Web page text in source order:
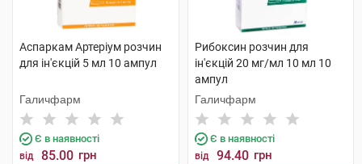
Аспаркам Артеріум розчин
для ін'єкцій 5 мл 10 ампул
Галичфарм
Є в наявності
від 85.00 грн
Рибоксин розчин для
ін'єкцій 20 мг/мл 10 мл 10
ампул
Галичфарм
Є в наявності
від 94.40 грн